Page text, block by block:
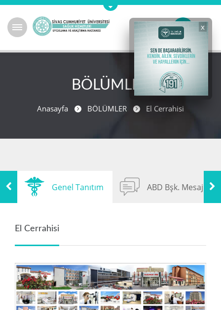
x
BÖLÜMLER
Anasayfa BÖLÜMLER El Cerrahisi
Genel Tanıtım ABD Bşk. Mesajı
El Cerrahisi
El Cerrahisi
El Cerrahisi
El Cerrahisi
Adres Tarifi :Hastanemiz şehir merkezine
yaklaşık 5 kilometre mesafede
bulunmaktadır. Toplu taşımanın yanı sıra,
özel araçlar ile gelen hastalarımız için de
El Cerrahisi
El Cerrahisi